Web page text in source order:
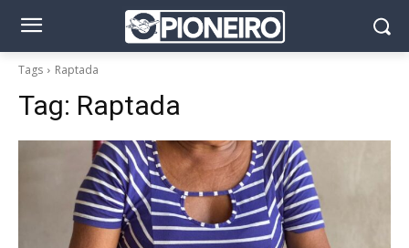
Tags Raptada
Tag: Raptada